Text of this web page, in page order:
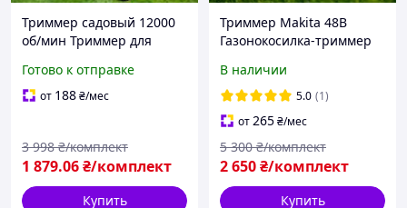
Триммер садовый 12000
об/мин Триммер для
мм Аккумуляторная коса с
акб и зарядным
Готово к отправке
от 188₴/мес
1 879.06₴/комплект
3 998 ₴/комплект
Купить
Триммер Makita 48В
Газонокосилка-триммер
Триммер для сада (122см
штанга) Аккумуляторная
коса с акб и зарядн
В наличии
5.0 (1)
от265₴/мес
2 650₴/комплект
5 300 ₴/комплект
Купить